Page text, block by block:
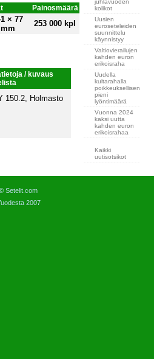
Painosmäärä
× 77
mm
253 000 kpl
/ kuvaus
150.2, Holmasto
juhlavuoden
kolikot
Uusien
euroseteleiden
suunnittelu
käynnistyy
Valtiovierailujen
kahden euron
erikoisraha
Uudella
kultarahalla
poikkeuksellisen
pieni
lyöntimäärä
Vuonna 2024
kaksi uutta
kahden euron
erikoisrahaa
Kaikki
uutisotsikot
Setelit.com
2007